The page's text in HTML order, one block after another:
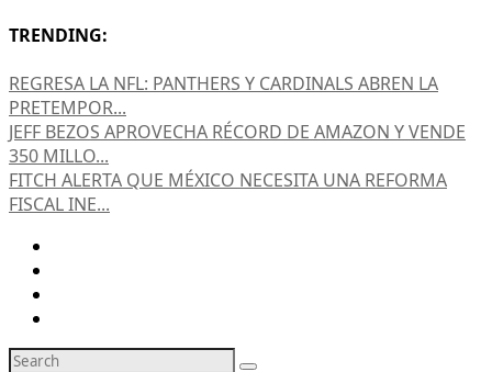
TRENDING:
REGRESA LA NFL: PANTHERS Y CARDINALS ABREN LA
PRETEMPOR...
JEFF BEZOS APROVECHA RÉCORD DE AMAZON Y VENDE
350 MILLO...
FITCH ALERTA QUE MÉXICO NECESITA UNA REFORMA
FISCAL INE...